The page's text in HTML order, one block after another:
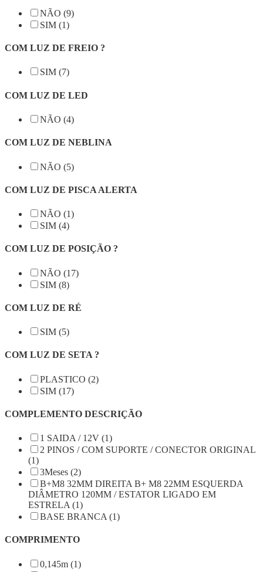
NÃO (9)
SIM (1)
COM LUZ DE FREIO ?
SIM (7)
COM LUZ DE LED
NÃO (4)
COM LUZ DE NEBLINA
NÃO (5)
COM LUZ DE PISCA ALERTA
NÃO (1)
SIM (4)
COM LUZ DE POSIÇÃO ?
NÃO (17)
SIM (8)
COM LUZ DE RÉ
SIM (5)
COM LUZ DE SETA ?
PLASTICO (2)
SIM (17)
COMPLEMENTO DESCRIÇÃO
1 SAIDA / 12V (1)
2 PINOS / COM SUPORTE / CONECTOR ORIGINAL
(1)
3Meses (2)
B+M8 32MM DIREITA B+ M8 22MM ESQUERDA
DIÂMETRO 120MM / ESTATOR LIGADO EM
ESTRELA (1)
BASE BRANCA (1)
COMPRIMENTO
0,145m (1)